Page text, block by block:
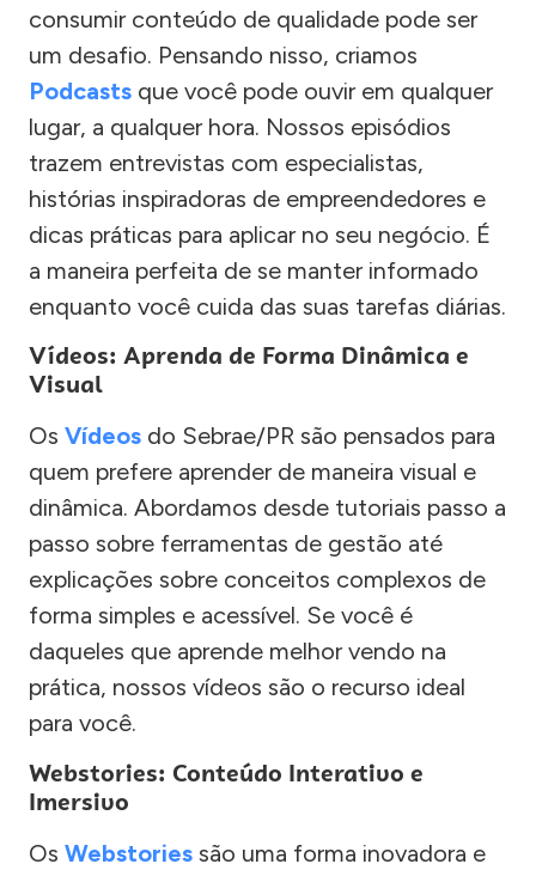
consumir conteúdo de qualidade pode ser
um desafio. Pensando nisso, criamos
Podcasts que você pode ouvir em qualquer
lugar, a qualquer hora. Nossos episódios
trazem entrevistas com especialistas,
histórias inspiradoras de empreendedores e
dicas práticas para aplicar no seu negócio. É
a maneira perfeita de se manter informado
enquanto você cuida das suas tarefas diárias.
Vídeos: Aprenda de Forma Dinâmica e
Visual
Os Vídeos do Sebrae/PR são pensados para
quem prefere aprender de maneira visual e
dinâmica. Abordamos desde tutoriais passo a
passo sobre ferramentas de gestão até
explicações sobre conceitos complexos de
forma simples e acessível. Se você é
daqueles que aprende melhor vendo na
prática, nossos vídeos são o recurso ideal
para você.
Webstories: Conteúdo Interativo e
Imersivo
Os Webstories são uma forma inovadora e